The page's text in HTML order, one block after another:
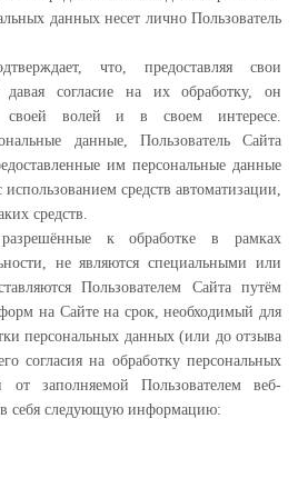
данных несет лично Пользователь
что, предоставляя свои
согласие на их обработку, он
своей волей и в своем интересе.
данные, Пользователь Сайта
им персональные данные
использованием средств автоматизации,
средств.
к обработке в рамках
не являются специальными или
Пользователем Сайта путём
на Сайте на срок, необходимый для
персональных данных (или до отзыва
согласия на обработку персональных
заполняемой Пользователем веб-
себя следующую информацию: